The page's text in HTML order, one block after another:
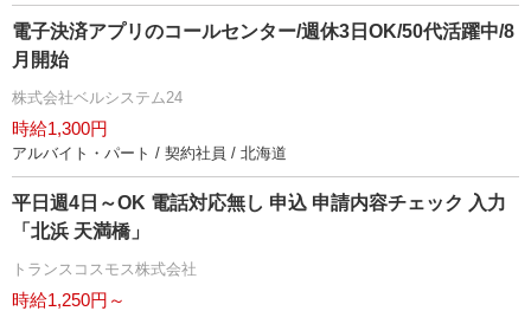
電子決済アプリのコールセンター/週休3日OK/50代活躍中/8
月開始
株式会社ベルシステム24
時給1,300円
アルバイト・パート / 契約社員 / 北海道
平日週4日～OK 電話対応無し 申込 申請内容チェック 入力
「北浜 天満橋」
トランスコスモス株式会社
時給1,250円～